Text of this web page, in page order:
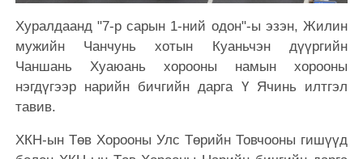
Хуралдаанд "7-р сарын 1-ний одон"-ы эзэн, Жилин
мужийн Чанчунь хотын Куаньчэн дүүргийн
Чаншань Хуаюань хорооны намын хорооны
нэгдүгээр нарийн бичгийн дарга Ү Ячинь илтгэл
тавив.
ХКН-ын Төв Хорооны Улс Төрийн Товчооны гишүүд